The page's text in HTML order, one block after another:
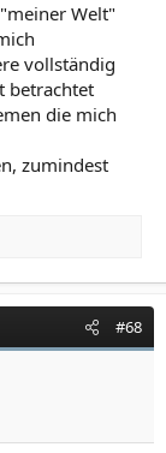
Welt"
vollständig
betrachtet
die mich
zumindest
#68